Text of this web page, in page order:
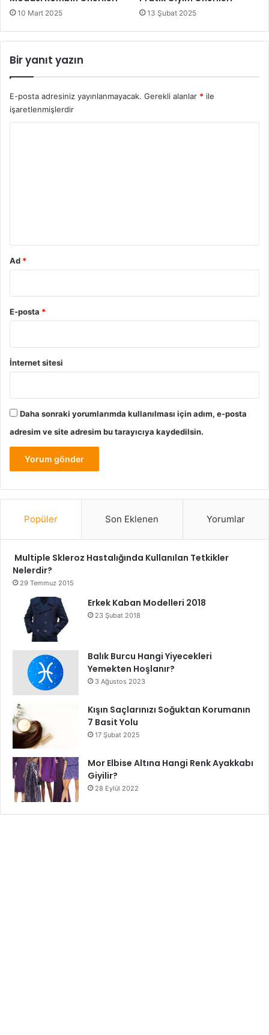
10 Mart 2025 13 Şubat 2025
Bir yanıt yazın
E-posta adresiniz yayınlanmayacak. Gerekli alanlar * ile
işaretlenmişlerdir
Ad *
E-posta *
İnternet sitesi
Daha sonraki yorumlarımda kullanılması için adım, e-posta
adresim ve site adresim bu tarayıcıya kaydedilsin.
Popüler Son Eklenen Yorumlar
Multiple Skleroz Hastalığında Kullanılan Tetkikler
Nelerdir?
29 Temmuz 2015
Erkek Kaban Modelleri 2018
23 Şubat 2018
Balık Burcu Hangi Yiyecekleri
Yemekten Hoşlanır?
3 Ağustos 2023
Kışın Saçlarınızı Soğuktan Korumanın
7 Basit Yolu
17 Şubat 2025
Mor Elbise Altına Hangi Renk Ayakkabı
Giyilir?
28 Eylül 2022